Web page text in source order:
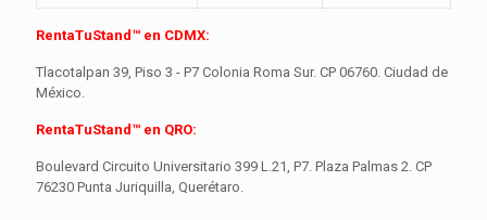
RentaTuStand™ en CDMX:
Tlacotalpan 39, Piso 3 - P7 Colonia Roma Sur. CP 06760. Ciudad de
México.
RentaTuStand™ en QRO:
Boulevard Circuito Universitario 399 L.21, P7. Plaza Palmas 2. CP
76230 Punta Juriquilla, Querétaro.